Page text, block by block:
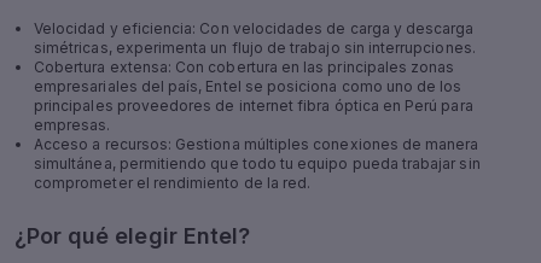
Velocidad y eficiencia: Con velocidades de carga y descarga
simétricas, experimenta un flujo de trabajo sin interrupciones.
Cobertura extensa: Con cobertura en las principales zonas
empresariales del país, Entel se posiciona como uno de los
principales proveedores de internet fibra óptica en Perú para
empresas.
Acceso a recursos: Gestiona múltiples conexiones de manera
simultánea, permitiendo que todo tu equipo pueda trabajar sin
comprometer el rendimiento de la red.
¿Por qué elegir Entel?